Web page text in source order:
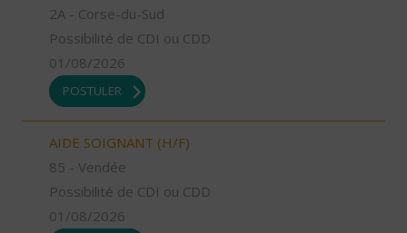
2A - Corse-du-Sud
Possibilité de CDI ou CDD
01/08/2026
POSTULER
AIDE SOIGNANT (H/F)
85 - Vendée
Possibilité de CDI ou CDD
01/08/2026